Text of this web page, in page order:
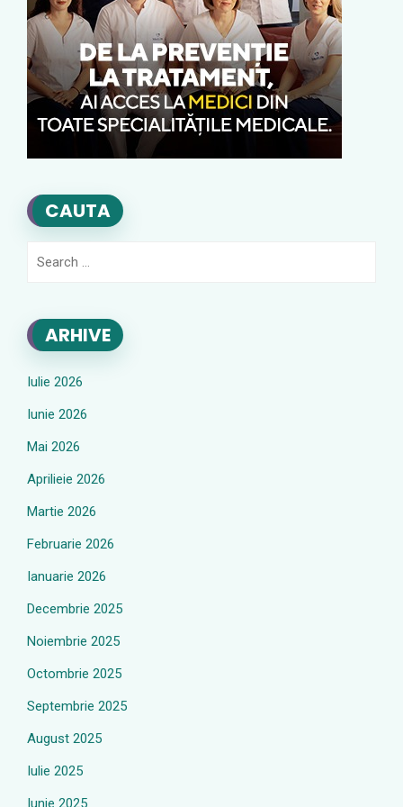
CAUTA
ARHIVE
Iulie 2026
Iunie 2026
Mai 2026
Aprilieie 2026
Martie 2026
Februarie 2026
Ianuarie 2026
Decembrie 2025
Noiembrie 2025
Octombrie 2025
Septembrie 2025
August 2025
Iulie 2025
Iunie 2025